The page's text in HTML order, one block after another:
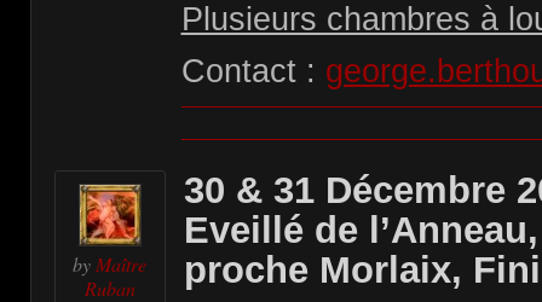
Plusieurs chambres à
Contact :
by Maître
Ruban
30 & 31 Décembre
Eveillé de
proche Morlaix,